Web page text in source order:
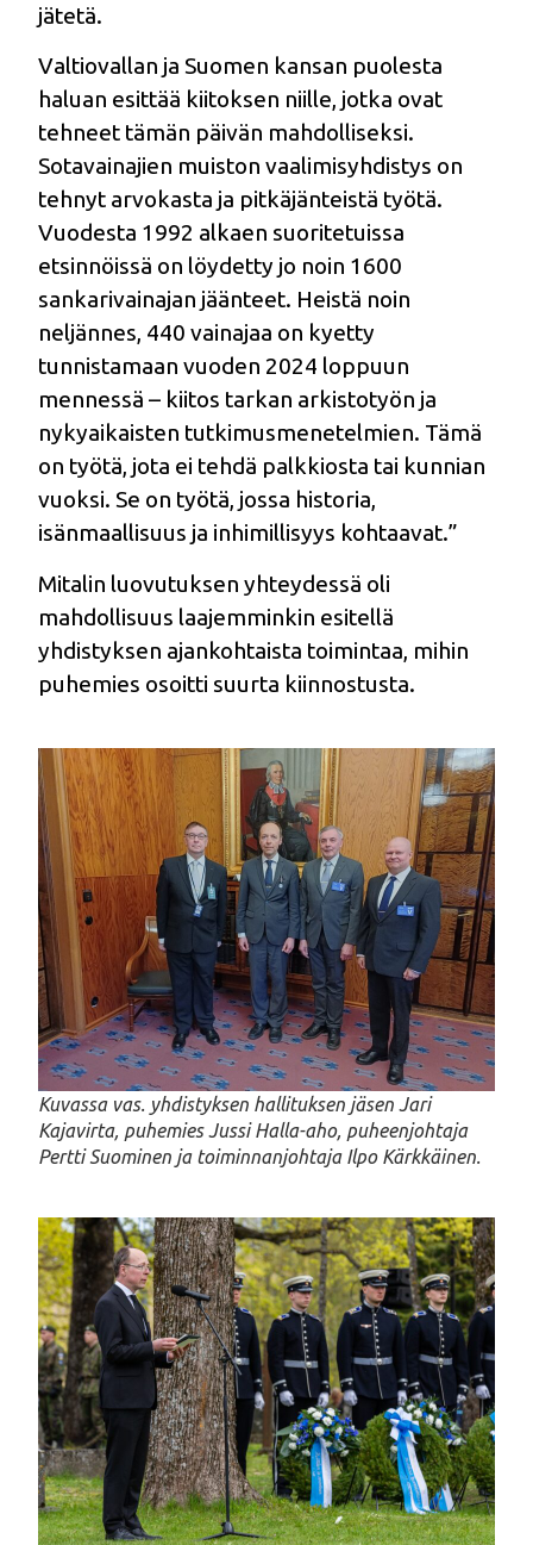
jätetä.
Valtiovallan ja Suomen kansan puolesta
haluan esittää kiitoksen niille, jotka ovat
tehneet tämän päivän mahdolliseksi.
Sotavainajien muiston vaalimisyhdistys on
tehnyt arvokasta ja pitkäjänteistä työtä.
Vuodesta 1992 alkaen suoritetuissa
etsinnöissä on löydetty jo noin 1600
sankarivainajan jäänteet. Heistä noin
neljännes, 440 vainajaa on kyetty
tunnistamaan vuoden 2024 loppuun
mennessä – kiitos tarkan arkistotyön ja
nykyaikaisten tutkimusmenetelmien. Tämä
on työtä, jota ei tehdä palkkiosta tai kunnian
vuoksi. Se on työtä, jossa historia,
isänmaallisuus ja inhimillisyys kohtaavat.”
Mitalin luovutuksen yhteydessä oli
mahdollisuus laajemminkin esitellä
yhdistyksen ajankohtaista toimintaa, mihin
puhemies osoitti suurta kiinnostusta.
Kuvassa vas. yhdistyksen hallituksen jäsen Jari
Kajavirta, puhemies Jussi Halla-aho, puheenjohtaja
Pertti Suominen ja toiminnanjohtaja Ilpo Kärkkäinen.